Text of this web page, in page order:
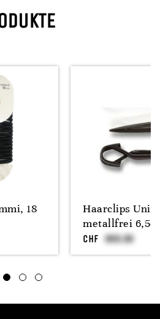
18
Haarclips
metallfrei
CHF